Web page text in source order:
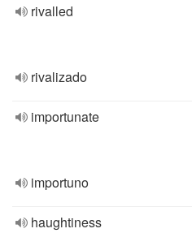
rivalled
rivalizado
importunate
importuno
haughtiness